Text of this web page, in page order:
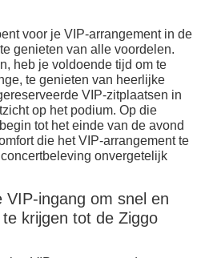
voor je VIP-arrangement in de
genieten van alle voordelen.
heb je voldoende tijd om te
te genieten van heerlijke
VIP-zitplaatsen in
op het podium. Op die
tot het einde van de avond
die het VIP-arrangement te
onvergetelijk
ingang om snel en
krijgen tot de Ziggo